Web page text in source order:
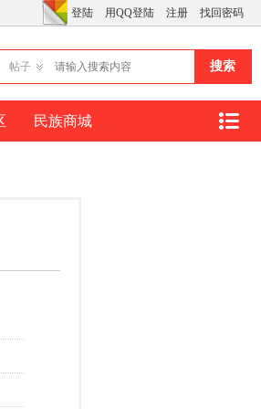
登陆 用QQ登陆 注册 找回密码
帖子 搜索
民族商城